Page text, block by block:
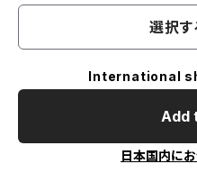
選択す
International
Add
日本国内に